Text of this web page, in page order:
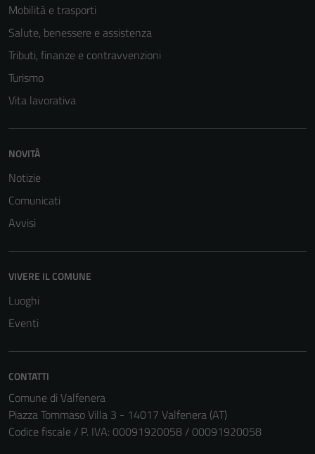
Mobilità e trasporti
Salute, benessere e assistenza
Tributi, finanze e contravvenzioni
Turismo
Vita lavorativa
NOVITÀ
Notizie
Comunicati
Avvisi
VIVERE IL COMUNE
Luoghi
Eventi
CONTATTI
Comune di Valfenera
Piazza Tommaso Villa 3 - 14017 Valfenera (AT)
Codice fiscale / P. IVA: 00091920058 / 00091920058